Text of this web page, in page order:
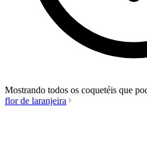
Mostrando todos os coquetéis que
flor de laranjeira